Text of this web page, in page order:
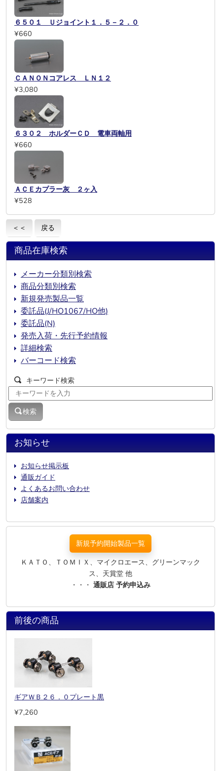
６５０１ Ｕジョイント１．５－２．０
¥660
ＣＡＮＯＮコアレス ＬＮ１２
¥3,080
６３０２ ホルダーＣＤ 電車両軸用
¥660
ＡＣＥカプラー灰 ２ヶ入
¥528
＜＜ 戻る
お知らせ
お知らせ掲示板
通販ガイド
よくあるお問い合わせ
店舗案内
商品在庫検索
メーカー分類別検索
商品分類別検索
新規発売製品一覧
委託品(J/HO1067/HO他)
委託品(N)
発売入荷・先行予約情報
詳細検索
バーコード検索
キーワード検索
検索
新規予約開始製品一覧
ＫＡＴＯ、ＴＯＭＩＸ、マイクロエース、グリーンマック
ス、天賞堂 他
・・・ 通販店 予約申込み
前後の商品
ギアＷＢ２６．０プレート黒
¥7,260